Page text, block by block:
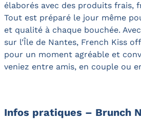
élaborés avec des produits frais,
Tout est préparé le jour même
et qualité à chaque bouchée.
sur l’Île de Nantes, French Kiss
pour un moment agréable et
veniez entre amis, en couple ou
Infos pratiques – Brunch